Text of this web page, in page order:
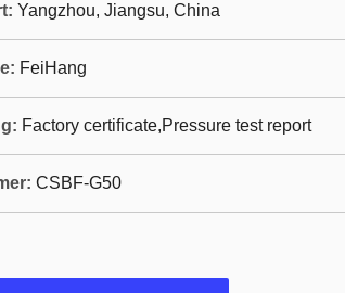
Yangzhou, Jiangsu, China
FeiHang
Factory certificate,Pressure test report
CSBF-G50